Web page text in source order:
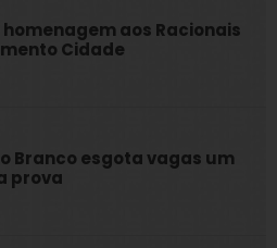
aos Racionais
Cidade
Branco esgota vagas um
prova